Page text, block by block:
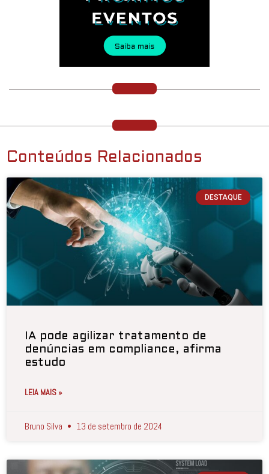
Conteúdos Relacionados
DESTAQUE
IA pode agilizar tratamento de
denúncias em compliance, afirma
estudo
LEIA MAIS »
Bruno Silva 13 de setembro de 2024